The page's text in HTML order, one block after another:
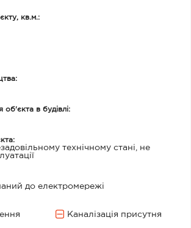
кв.м.:
об'єкта в будівлі:
технічному стані, не
до електромережі
Каналізація присутня